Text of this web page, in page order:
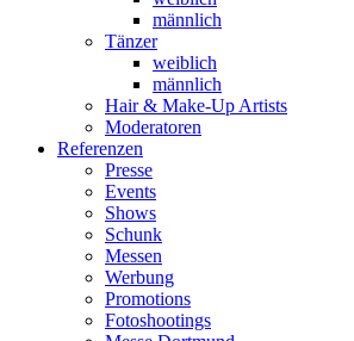
männlich
Tänzer
weiblich
männlich
Hair & Make-Up Artists
Moderatoren
Referenzen
Presse
Events
Shows
Schunk
Messen
Werbung
Promotions
Fotoshootings